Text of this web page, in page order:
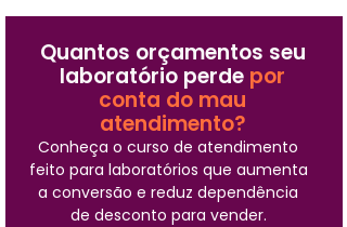
Quantos orçamentos seu
laboratório perde por
conta do mau
atendimento?
Conheça o curso de atendimento
feito para laboratórios que aumenta
a conversão e reduz dependência
de desconto para vender.